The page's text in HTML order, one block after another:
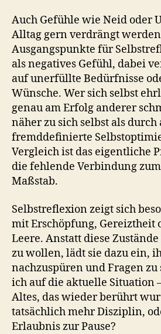
Auch Gefühle wie Neid oder
Alltag gern verdrängt
Ausgangspunkte für
als negatives Gefühl, dabei
auf unerfüllte Bedürfnisse
Wünsche. Wer sich selbst
genau am Erfolg anderer
näher zu sich selbst als durch
fremddefinierte
Vergleich ist das eigentliche
die fehlende Verbindung
Maßstab.
Selbstreflexion zeigt sich
mit Erschöpfung, Gereiztheit
Leere. Anstatt diese
zu wollen, lädt sie dazu ein,
nachzuspüren und Fragen zu
ich auf die aktuelle Situation
Altes, das wieder berührt
tatsächlich mehr Disziplin,
Erlaubnis zur Pause?